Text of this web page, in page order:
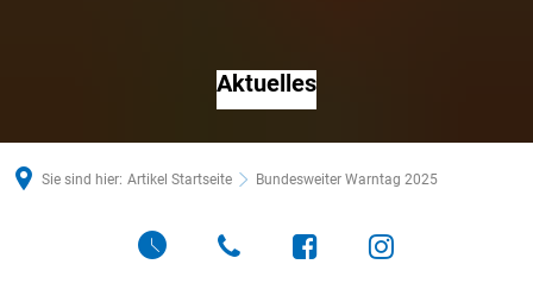
Aktuelles
Sie sind hier: Artikel Startseite Bundesweiter Warntag 2025